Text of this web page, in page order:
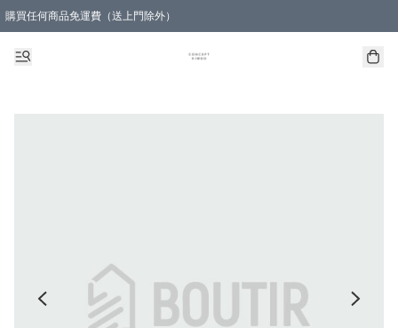
購買任何商品免運費（送上門除外）